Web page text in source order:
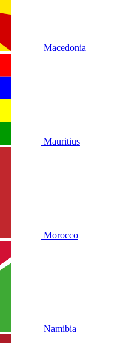
Macedonia
Mauritius
Morocco
Namibia